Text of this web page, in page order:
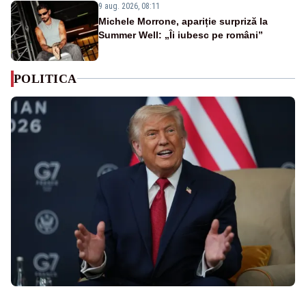
9 aug. 2026, 08:11
Michele Morrone, apariție surpriză la
Summer Well: „Îi iubesc pe români”
POLITICA